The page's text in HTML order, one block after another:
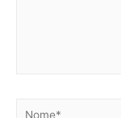
Nome*